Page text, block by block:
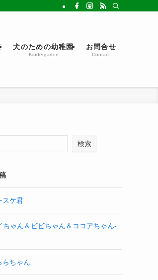
犬のための幼稚園
Kindergarten
お問合せ
Contact
検索
スケ君
ちゃん＆ビビちゃん＆ココアちゃん-
らちゃん